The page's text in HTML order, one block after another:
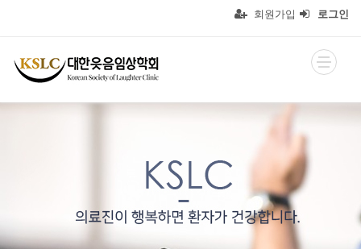
회원가입 로그인